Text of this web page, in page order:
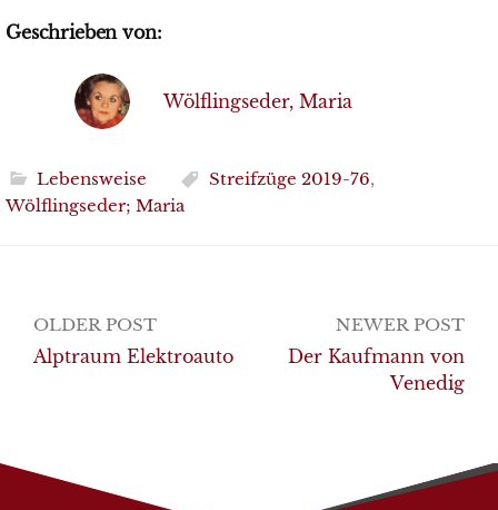
Geschrieben von:
Wölflingseder, Maria
Lebensweise Streifzüge 2019-76,
Wölflingseder; Maria
Post
navigation
OLDER POST
Alptraum Elektroauto
NEWER POST
Der Kaufmann von
Venedig